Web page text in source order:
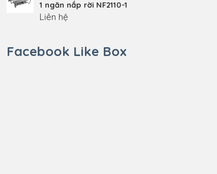
1 ngăn nắp rời NF2110-1
Liên hệ
Facebook Like Box